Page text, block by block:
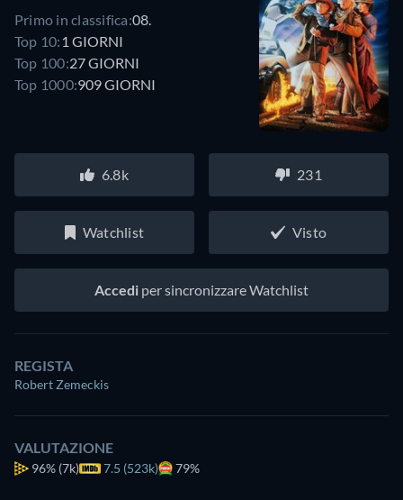
Primo in classifica:08.
Top 10: 1 GIORNI
Top 100:27 GIORNI
Top 1000:909 GIORNI
6.8k 231
Watchlist Visto
Accedi per sincronizzare Watchlist
REGISTA
Robert Zemeckis
VALUTAZIONE
96% (7k) 7.5 (523k) 79%